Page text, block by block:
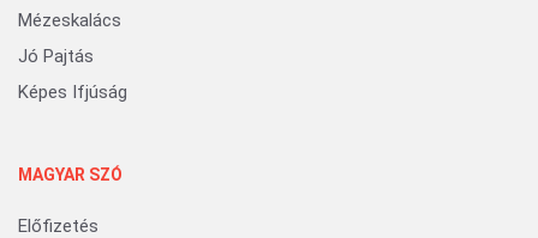
Mézeskalács
Jó Pajtás
Képes Ifjúság
MAGYAR SZÓ
Előfizetés